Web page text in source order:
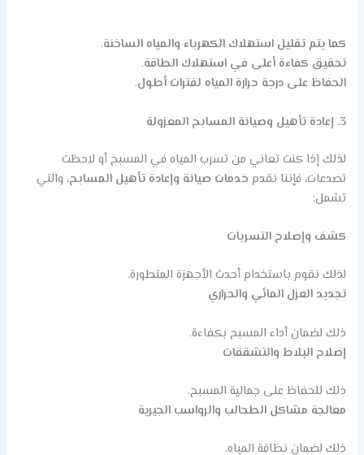
كما يتم تقليل استهلاك الكهرباء والمياه الساخنة.
تحقيق كفاءة أعلى في استهلاك الطاقة.
الحفاظ على درجة حرارة المياه لفترات أطول.
3. إعادة تأهيل وصيانة المسابح المعزولة
لذلك إذا كنت تعاني من تسرب المياه في المسبح أو لاحظت
تصدعات، فإننا نقدم خدمات صيانة وإعادة تأهيل المسابح، والتي
تشمل:
كشف وإصلاح التسربات
لذلك نقوم باستخدام أحدث الأجهزة المتطورة.
تجديد العزل المائي والحراري
ذلك لضمان أداء المسبح بكفاءة.
إصلاح البلاط والتشققات
ذلك للحفاظ على جمالية المسبح.
معالجة مشاكل الطحالب والرواسب الجيرية
ذلك لضمان نظافة المياه.